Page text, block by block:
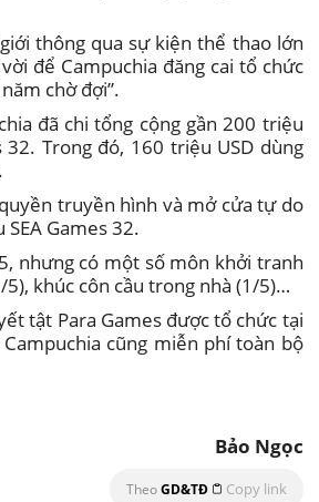
thông qua sự kiện thể thao lớn
để Campuchia đăng cai tổ chức
chờ đợi”.
đã chi tổng cộng gần 200 triệu
32. Trong đó, 160 triệu USD dùng
truyền hình và mở cửa tự do
Games 32.
nhưng có một số môn khởi tranh
khúc côn cầu trong nhà (1/5)…
tật Para Games được tổ chức tại
cũng miễn phí toàn bộ
Bảo Ngọc
TheoGD&TĐ Copy link